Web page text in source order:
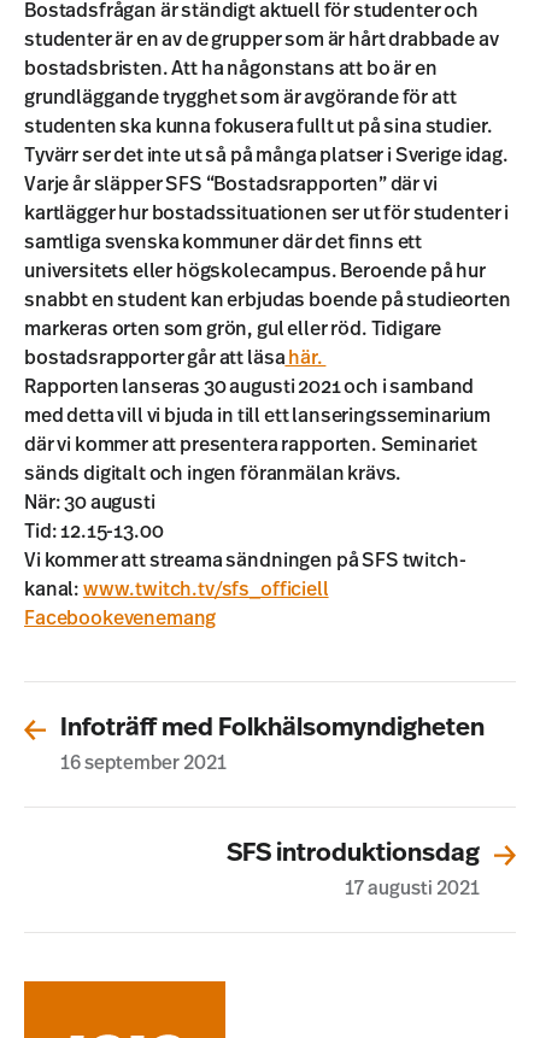
Bostadsfrågan är ständigt aktuell för studenter och
studenter är en av de grupper som är hårt drabbade av
bostadsbristen. Att ha någonstans att bo är en
grundläggande trygghet som är avgörande för att
studenten ska kunna fokusera fullt ut på sina studier.
Tyvärr ser det inte ut så på många platser i Sverige idag.
Varje år släpper SFS “Bostadsrapporten” där vi
kartlägger hur bostadssituationen ser ut för studenter i
samtliga svenska kommuner där det finns ett
universitets eller högskolecampus. Beroende på hur
snabbt en student kan erbjudas boende på studieorten
markeras orten som grön, gul eller röd. Tidigare
bostadsrapporter går att läsa här.
Rapporten lanseras 30 augusti 2021 och i samband
med detta vill vi bjuda in till ett lanseringsseminarium
där vi kommer att presentera rapporten. Seminariet
sänds digitalt och ingen föranmälan krävs.
När: 30 augusti
Tid: 12.15-13.00
Vi kommer att streama sändningen på SFS twitch-
kanal: www.twitch.tv/sfs_officiell
Facebookevenemang
Infoträff med Folkhälsomyndigheten
16 september 2021
SFS introduktionsdag
17 augusti 2021